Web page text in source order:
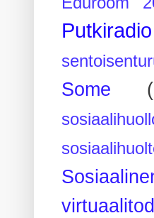
Putkiradio
Some